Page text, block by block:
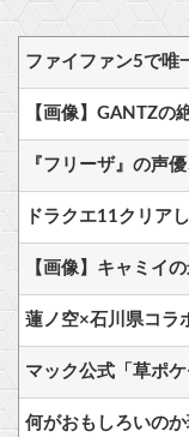
ファイファン5で唯
【画像】GANTZ
ドラクエ11クリア
マック公式「草ポ
何がおもしろいの